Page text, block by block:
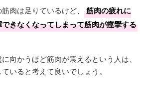
肉は足りているけど、
筋肉の疲れに
きなくなってしまって筋肉が痙攣する
向かうほど筋肉が震えるという人は、
いると考えて良いでしょう。